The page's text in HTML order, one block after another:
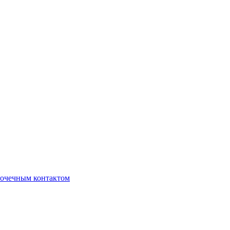
контактом